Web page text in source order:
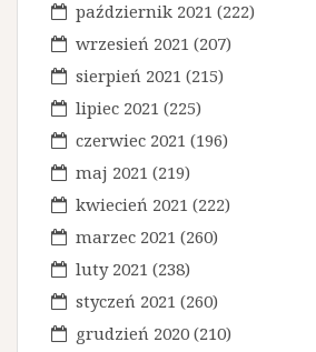
październik 2021 (222)
wrzesień 2021 (207)
sierpień 2021 (215)
lipiec 2021 (225)
czerwiec 2021 (196)
maj 2021 (219)
kwiecień 2021 (222)
marzec 2021 (260)
luty 2021 (238)
styczeń 2021 (260)
grudzień 2020 (210)